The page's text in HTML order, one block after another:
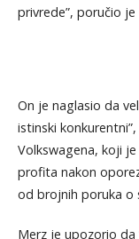
privrede”, poručio je
On je naglasio da
istinski
Volkswagena, koji
profita nakon
od brojnih poruka o
Merz je upozorio da